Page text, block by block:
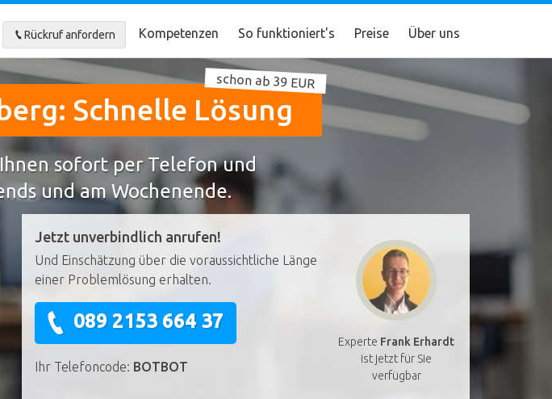
Rückruf anfordern Kompetenzen So funktioniert's Preise Über uns
Schnelle Lösung
schon ab 39 EUR
sofort per Telefon und
und am Wochenende.
Experte Frank Erhardt
ist jetzt für Sie
verfügbar
Jetzt unverbindlich anrufen!
Und Einschätzung über die voraussichtliche Länge
einer Problemlösung erhalten.
089 2153 664 37
Ihr Telefoncode: BOTBOT